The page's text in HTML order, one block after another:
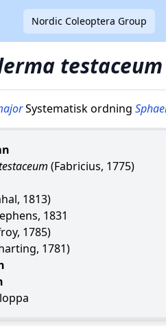
Nordic Coleoptera Group
testaceum
Systematisk ordning
(Fabricius, 1775)
1813)
1831
1785)
1781)